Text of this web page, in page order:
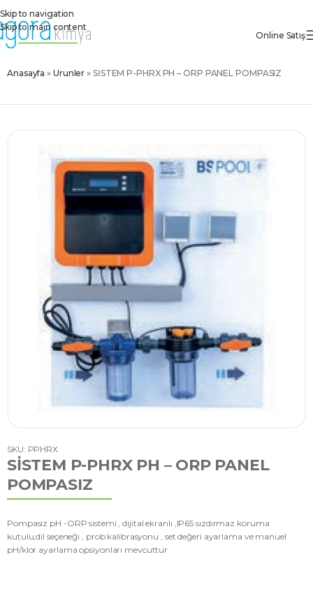
Skip to navigation
Skip to main content
Online Satış
Anasayfa » Ürünler » SİSTEM P-PHRX PH – ORP PANEL POMPASIZ
SKU: PPHRX
SİSTEM P-PHRX PH – ORP PANEL
POMPASIZ
Pompasız pH -ORP sistemi , dijital ekranlı ,IP65 sızdırmaz koruma
kutulu,dil seçeneği , prob kalibrasyonu , set değeri ayarlama ve manuel
pH/klor ayarlama opsiyonları mevcuttur